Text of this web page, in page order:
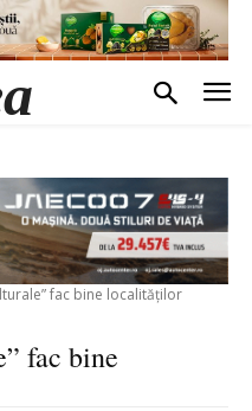
fac bine localităţilor
fac bine